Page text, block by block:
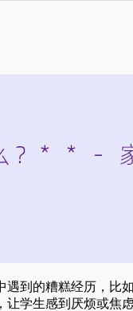
到的糟糕经历，比
让学生感到厌烦或焦